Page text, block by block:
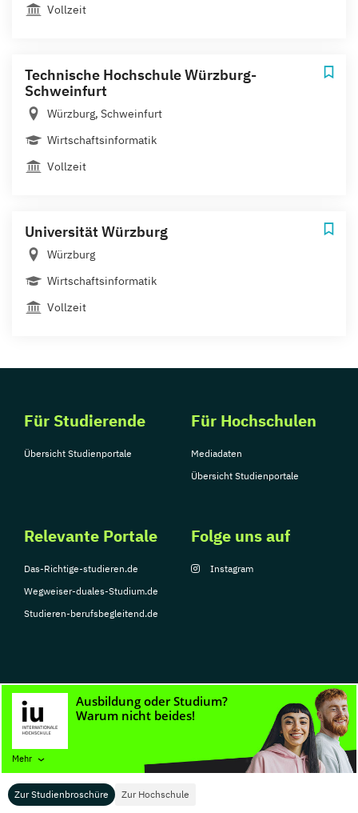
Zur Studienbroschüre Zur Hochschule
Mehr
Vollzeit
Technische Hochschule Würzburg-
Schweinfurt
Würzburg, Schweinfurt
Wirtschaftsinformatik
Vollzeit
Universität Würzburg
Würzburg
Wirtschaftsinformatik
Vollzeit
Für Studierende
Übersicht Studienportale
Für Hochschulen
Mediadaten
Übersicht Studienportale
Relevante Portale
Das-Richtige-studieren.de
Wegweiser-duales-Studium.de
Studieren-berufsbegleitend.de
Folge uns auf
Instagram
© Copyright 2026, TarGroup Media GmbH
Nutzungsbedingungen